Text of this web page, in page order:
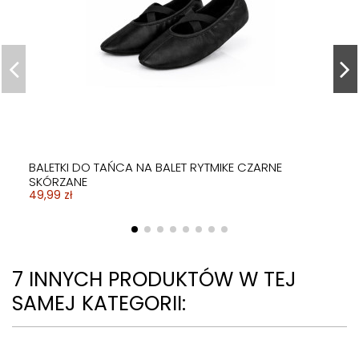
BALETKI DO TAŃCA NA BALET RYTMIKE CZARNE
SKÓRZANE
49,99 zł
7 INNYCH PRODUKTÓW W TEJ
SAMEJ KATEGORII: